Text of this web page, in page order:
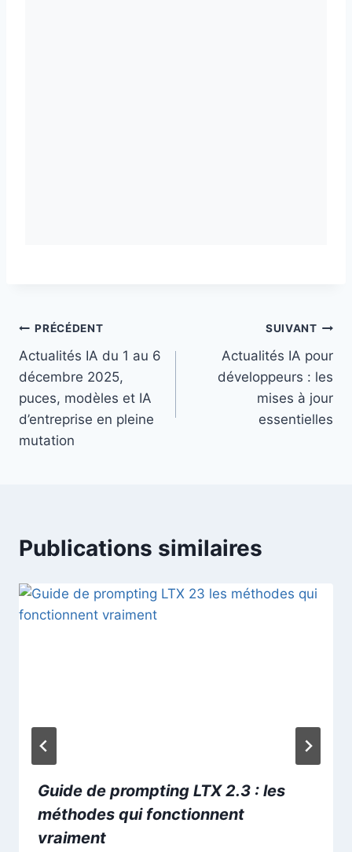
Navigation
de
l’article
PRÉCÉDENT
Actualités IA du 1 au 6
décembre 2025,
puces, modèles et IA
d’entreprise en pleine
mutation
SUIVANT
Actualités IA pour
développeurs : les
mises à jour
essentielles
Publications similaires
Guide de prompting LTX 2.3 : les
méthodes qui fonctionnent
vraiment